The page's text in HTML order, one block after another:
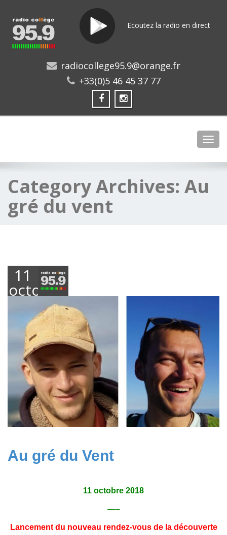
Ecoutez la radio en direct
radiocollege95.9@orange.fr
+33(0)5 46 45 37 77
Category Archives: Au
gré du vent
11
octobre
Au gré du Vent
11 octobre 2018
—–
Lancement du nouveau rendez-vous de la découverte